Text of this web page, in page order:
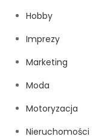
Hobby
Imprezy
Marketing
Moda
Motoryzacja
Nieruchomości